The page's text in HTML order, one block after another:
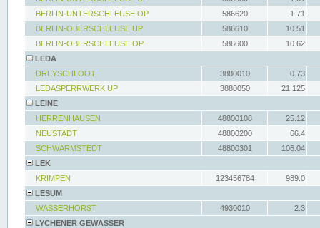
BERLIN-UNTERSCHLEUSE OP
586620
1.71
BERLIN-OBERSCHLEUSE UP
586610
10.51
BERLIN-OBERSCHLEUSE OP
586600
10.62
LEDA
DREYSCHLOOT
3880010
0.73
LEDASPERRWERK UP
3880050
21.125
LEINE
HERRENHAUSEN
48800108
25.12
NEUSTADT
48800200
66.4
SCHWARMSTEDT
48800301
106.04
LEK
KRIMPEN
123456784
989.0
LESUM
WASSERHORST
4930010
2.3
LYCHENER GEWÄSSER